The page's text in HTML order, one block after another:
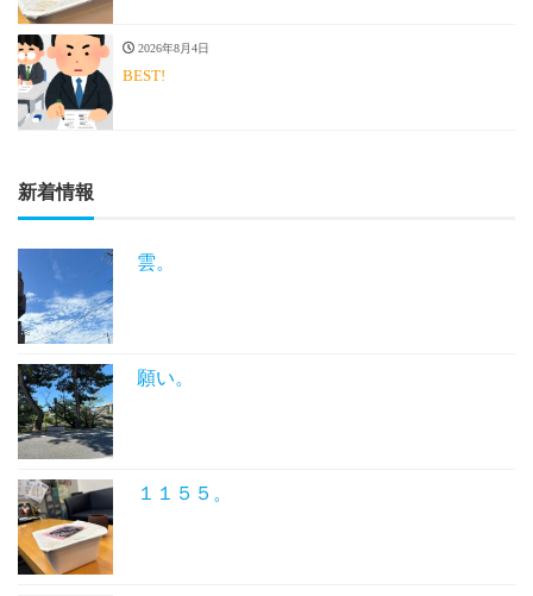
2026年8月4日
BEST!
新着情報
雲。
願い。
１１５５。